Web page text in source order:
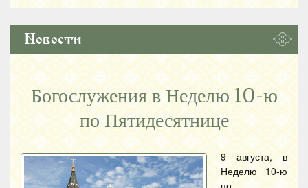
Новости
Богослужения в Неделю 10-ю
по Пятидесятнице
9 августа, в
Неделю 10-ю
по